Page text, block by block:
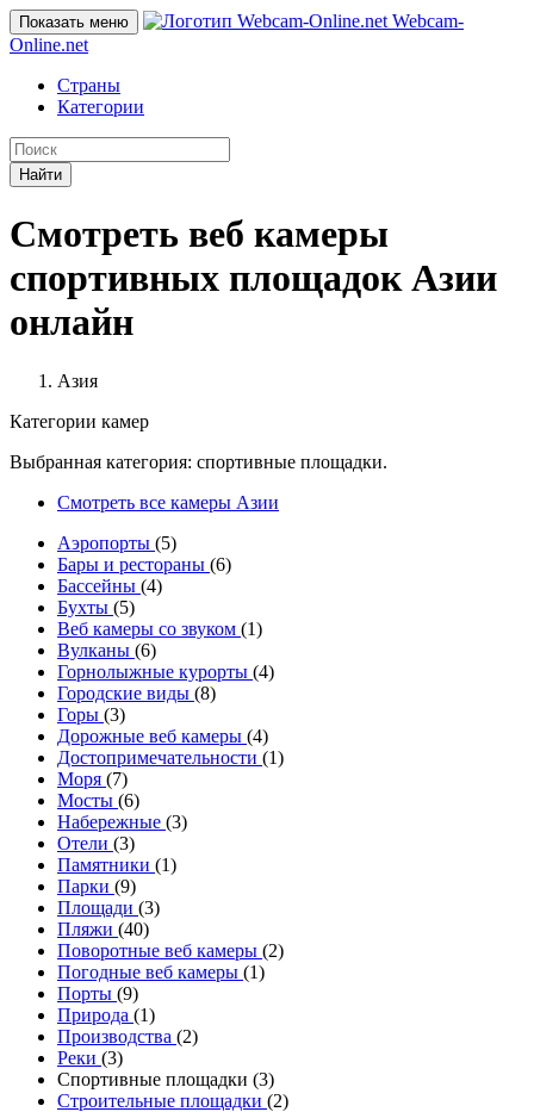
Показать меню
Webcam-
Online.net
Страны
Категории
Найти
Смотреть веб камеры
спортивных площадок Азии
онлайн
Азия
Категории камер
Выбранная категория: спортивные площадки.
Смотреть все камеры Азии
Аэропорты (5)
Бары и рестораны (6)
Бассейны (4)
Бухты (5)
Веб камеры со звуком (1)
Вулканы (6)
Горнолыжные курорты (4)
Городские виды (8)
Горы (3)
Дорожные веб камеры (4)
Достопримечательности (1)
Моря (7)
Мосты (6)
Набережные (3)
Отели (3)
Памятники (1)
Парки (9)
Площади (3)
Пляжи (40)
Поворотные веб камеры (2)
Погодные веб камеры (1)
Порты (9)
Природа (1)
Производства (2)
Реки (3)
Спортивные площадки (3)
Строительные площадки (2)